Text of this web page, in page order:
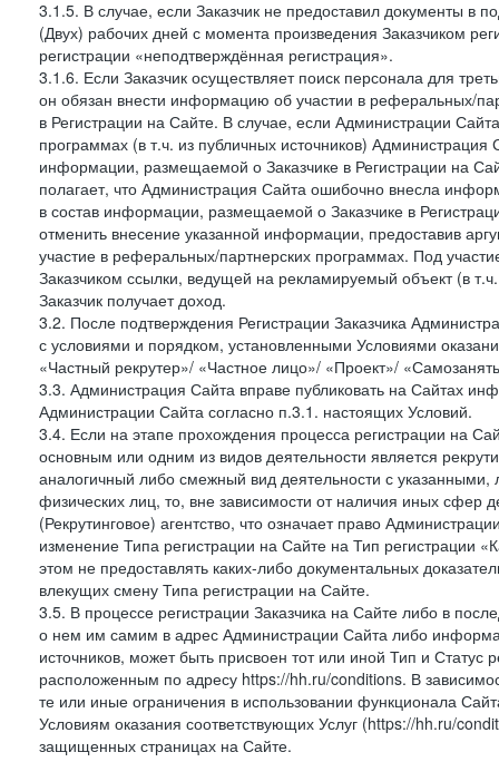
3.1.5. В случае, если Заказчик не предоставил документы в
(Двух) рабочих дней с момента произведения Заказчиком
регистрации «неподтверждённая регистрация».
3.1.6. Если Заказчик осуществляет поиск персонала для
он обязан внести информацию об участии в реферальных/
в Регистрации на Сайте. В случае, если Администрации
программах (в т.ч. из публичных источников)
информации, размещаемой о Заказчике в Регистрации на
полагает, что Администрация Сайта ошибочно внесла
в состав информации, размещаемой о Заказчике в
отменить внесение указанной информации, предоставив
участие в реферальных/партнерских программах. Под
Заказчиком ссылки, ведущей на рекламируемый объект (в
Заказчик получает доход.
3.2. После подтверждения Регистрации Заказчика
с условиями и порядком, установленными Условиями
«Частный рекрутер»/ «Частное лицо»/ «Проект»/
3.3. Администрация Сайта вправе публиковать на Сайтах
Администрации Сайта согласно п.3.1. настоящих Условий.
3.4. Если на этапе прохождения процесса регистрации на
основным или одним из видов деятельности является
аналогичный либо смежный вид деятельности с
физических лиц, то, вне зависимости от наличия иных сфер
(Рекрутинговое) агентство, что означает право
изменение Типа регистрации на Сайте на Тип регистрации
этом не предоставлять каких-либо документальных
влекущих смену Типа регистрации на Сайте.
3.5. В процессе регистрации Заказчика на Сайте либо в
о нем им самим в адрес Администрации Сайта либо
источников, может быть присвоен тот или иной Тип и
расположенным по адресу https://hh.ru/conditions. В
те или иные ограничения в использовании функционала
Условиям оказания соответствующих Услуг (https://hh.ru/
защищенных страницах на Сайте.